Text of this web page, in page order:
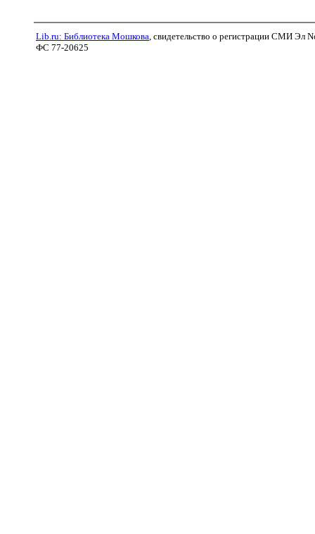
Lib.ru: Библиотека Мошкова , свидетельство о регистрации СМИ Эл
ФС 77-20625